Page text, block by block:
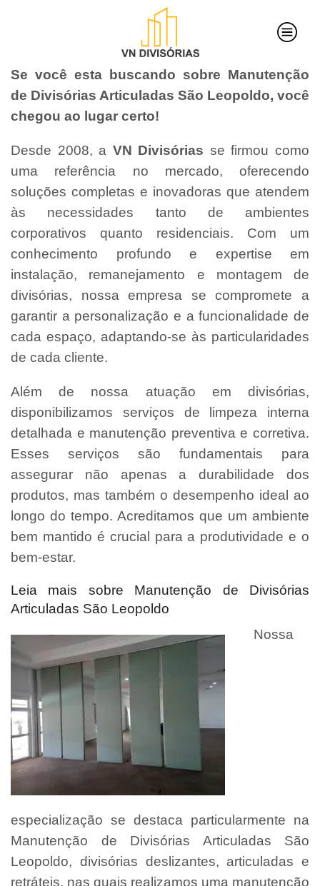
Se você esta buscando sobre Manutenção
de Divisórias Articuladas São Leopoldo, você
chegou ao lugar certo!
Desde 2008, a VN Divisórias se firmou como
uma referência no mercado, oferecendo
soluções completas e inovadoras que atendem
às necessidades tanto de ambientes
corporativos quanto residenciais. Com um
conhecimento profundo e expertise em
instalação, remanejamento e montagem de
divisórias, nossa empresa se compromete a
garantir a personalização e a funcionalidade de
cada espaço, adaptando-se às particularidades
de cada cliente.
Além de nossa atuação em divisórias,
disponibilizamos serviços de limpeza interna
detalhada e manutenção preventiva e corretiva.
Esses serviços são fundamentais para
assegurar não apenas a durabilidade dos
produtos, mas também o desempenho ideal ao
longo do tempo. Acreditamos que um ambiente
bem mantido é crucial para a produtividade e o
bem-estar.
Leia mais sobre Manutenção de Divisórias
Articuladas São Leopoldo
Nossa
especialização se destaca particularmente na
Manutenção de Divisórias Articuladas São
Leopoldo, divisórias deslizantes, articuladas e
retráteis, nas quais realizamos uma manutenção